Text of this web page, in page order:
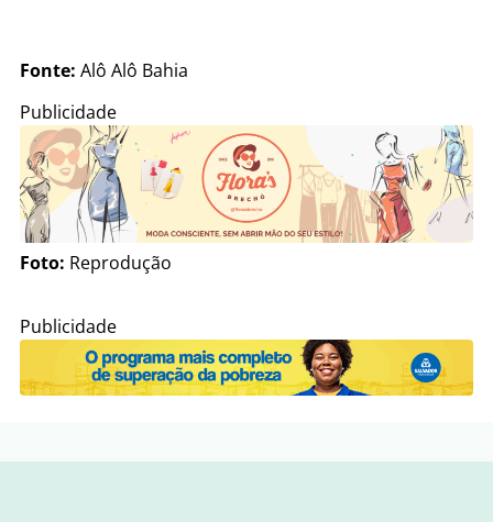
Fonte: Alô Alô Bahia
Publicidade
Foto: Reprodução
Publicidade